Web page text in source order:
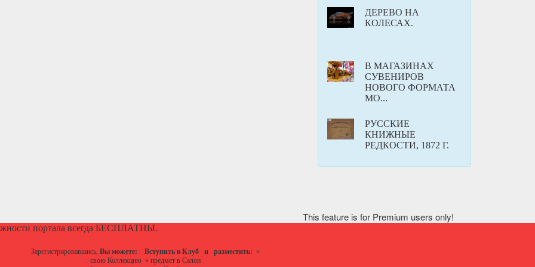
ДЕРЕВО НА
КОЛЕСАХ.
В МАГАЗИНАХ
СУВЕНИРОВ
НОВОГО ФОРМАТА
МО...
РУССКИЕ
КНИЖНЫЕ
РЕДКОСТИ, 1872 Г.
This feature is for Premium users only!
портала всегда БЕСПЛАТНЫ.
Зарегистрировавшись, Вы можете: Вступить в Клуб и разместить: »
свою Коллекцию» предмет в Салон